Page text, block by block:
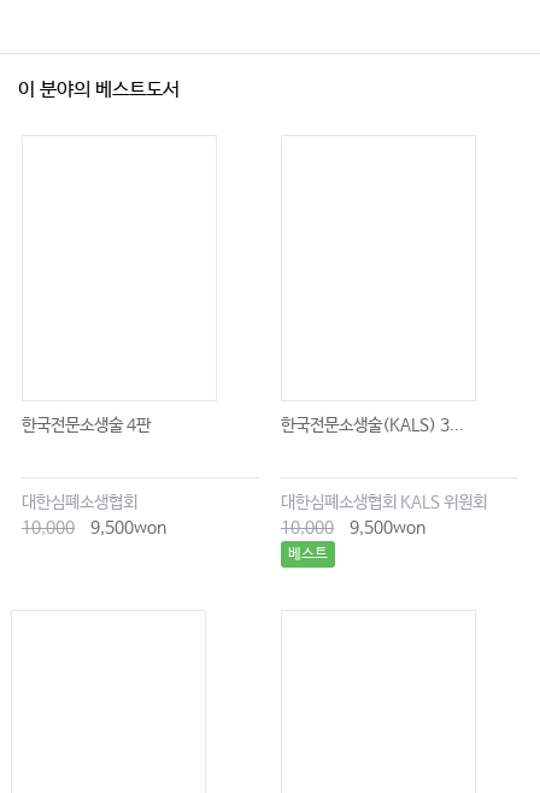
이 분야의 베스트도서
한국전문소생술 4판
대한심폐소생협회
10,000
9,500won
한국전문소생술(KALS) 3...
대한심폐소생협회 KALS 위원회
10,000
9,500won
베스트